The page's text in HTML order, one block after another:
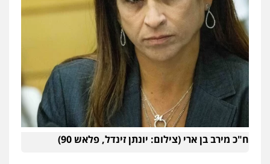
ח"כ מירב בן ארי (צילום: יונתן זינדל, פלאש 90)
0543986802
עו"ד בועז קניג
משפחה כלכלי צבאי
0507003001
מנשה, אלמוג – עורכי דין
פלילי עבירות תנועה צווארון לבן תעבורה
עורכי דין לענייני אסירים מעצרים וחקירות